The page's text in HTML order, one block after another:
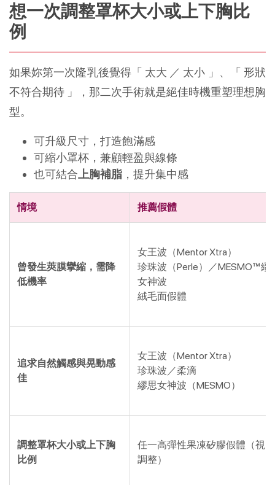
想一次調整罩杯大小或上下胸比
例
如果妳第一次隆乳後覺得「 太大 ／ 太小 」、「 形狀
不符合期待 」，那二次手術就是絕佳時機重塑理想胸
型。
可升級尺寸，打造飽滿感
可縮小罩杯，兼顧輕盈與線條
也可結合上胸補脂 ，提升集中感
情境 推薦假體
曾發生莢膜攣縮，需降
低機率
女王波（Mentor Xtra）
珍珠波（Perle）／MESMO™繆
女神波
絨毛面假體
追求自然觸感與晃動感
佳
女王波（Mentor Xtra）
珍珠波／柔滴
繆思女神波（MESMO）
調整罩杯大小或上下胸
比例
任一高彈性果凍矽膠假體（視
調整）